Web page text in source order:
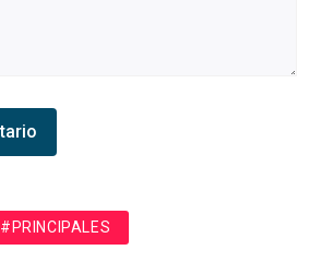
#PRINCIPALES